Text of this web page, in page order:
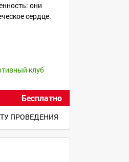
они
сердце.
клуб
Бесплатно
ПРОВЕДЕНИЯ